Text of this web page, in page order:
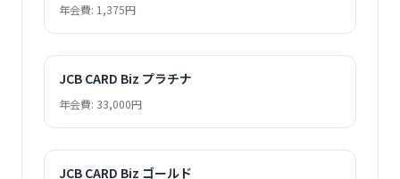
年会費: 1,375円
JCB CARD Biz プラチナ
年会費: 33,000円
JCB CARD Biz ゴールド